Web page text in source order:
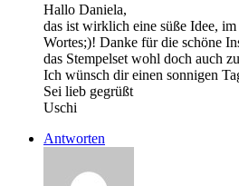
Hallo Daniela,
das ist wirklich eine süße Idee,
Wortes;)! Danke für die schöne
das Stempelset wohl doch auch
Ich wünsch dir einen sonnigen
Sei lieb gegrüßt
Uschi
Antworten